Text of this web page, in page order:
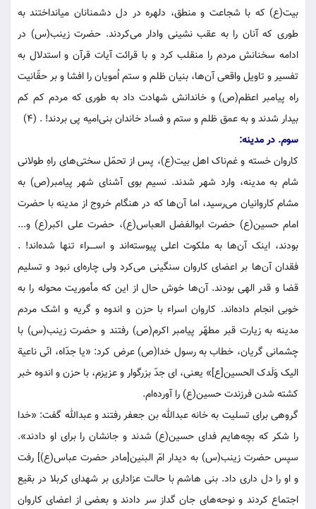
بیت(ع) که با شجاعت و منطق، دلهره در دل دشمنانان میانداختند به
طوری که آنان را به عقب نشینی وادار می‌کردند. حضرت زینب(س) در
ادامه سخنانش مردم را منقلب کرد و با قرائت آیات قرآن و استدلال به
تفسیر و تاویل واقعی آن‌ها، بنیان ظلم و ستم اُمویان را افشا و بر حقّانیت
راه پیامبر اعظم(ص) و خاندانش شهادت داد به طوری که مردم کم کم
بیدار شدند و به عمق ظلم و ستم و فساد خاندان بنی‌امیه پی بردند! . (۴)
سوم. در مدینه:
کاروان خسته و غم‌ناک اهل بیت(ع)، پس از تحمّل سختی‌های راهِ طولانی
شام به مدینه، وارد شهر شدند. نسیم بوی آشنای شهر پیامبر(ص) به
مشام کاروانیان می‌رسید، اما آن‌ها که در هنگام خروج از مدینه با حضرت
امام حسین(ع) حضرت ابوالفضل العباس(ع)، حضرت علی اکبر(ع) و...
بودند، اینک آن‌ها به ملکوت اعلی پیوسته‌اند و اســــراء تنها شده‌اند! .
فقدان آن‌ها بر اعضای کاروان سنگینی می‌کرد ولی چاره‌ای نبود و تسلیم
قضا و قدر الهی بودند. آن‌ها خوش حال از این که مأموریت محوله را به
خوبی انجام داده‌اند. کاروان اسراء با حزن و اندوه و گریه و اشک مردم
مدینه به زیارت قبر مطهّر پیامبر اکرم(ص) رفتند و حضرت زینب(س) با
چشمانی گریان، خطاب به رسول خدا(ص) عرض کرد: «یا جدّاه، انّی ناعیة
الیک وَلَدک الحسین[ع]» یعنی، ‌ای جدّ بزرگوار و عزیزم، با حزن و اندوه خبر
کشته شدن فرزندت حسین(ع) را آورده‌ام.
گروهی برای تسلیت به خانه عبدالله بن جعفر رفتند و عبدالله گفت: «خدا
را شکر که بچه‌هایم فدای حسین(ع) شدند و جانشان را برای او دادند».
سپس حضرت زینب(س) به دیدار امّ البنین[مادر حضرت عباس(ع)] رفت
و او را دل داری داد. بنی هاشم با حالت عزاداری بر شهدای کربلا در بقیع
اجتماع کردند و نوحه‌های جان گداز سر دادند و بعضی از اعضای کاروان